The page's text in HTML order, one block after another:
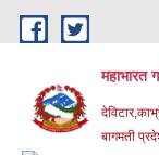
Skip to main content
महाभारत
बागमती